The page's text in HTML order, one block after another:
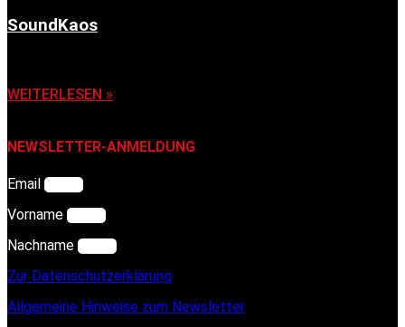
SoundKaos
WEITERLESEN »
NEWSLETTER-ANMELDUNG
Email
Vorname
Nachname
Zur Datenschutzerklärung
Allgemeine Hinweise zum Newsletter